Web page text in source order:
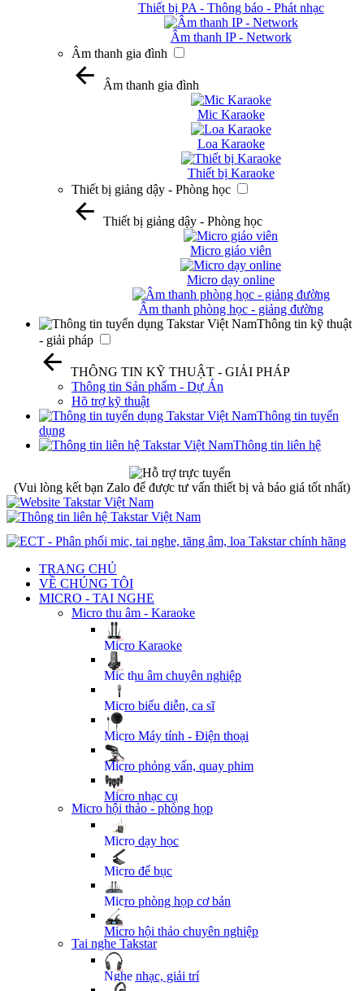
Thiết bị PA - Thông báo - Phát nhạc
Âm thanh IP - Network
Âm thanh gia đình
Âm thanh gia đình
Mic Karaoke
Loa Karaoke
Thiết bị Karaoke
Thiết bị giảng dậy - Phòng học
Thiết bị giảng dậy - Phòng học
Micro giáo viên
Micro dạy online
Âm thanh phòng học - giảng đường
Thông tin kỹ thuật
- giải pháp
THÔNG TIN KỸ THUẬT - GIẢI PHÁP
Thông tin Sản phẩm - Dự Án
Hõ trợ kỹ thuật
Thông tin tuyển
dụng
Thông tin liên hệ
(Vui lòng kết bạn Zalo để được tư vấn thiết bị và báo giá tốt nhất)
TRANG CHỦ
VỀ CHÚNG TÔI
MICRO - TAI NGHE
Micro thu âm - Karaoke
Micro Karaoke
Mic thu âm chuyên nghiệp
Micro biểu diễn, ca sĩ
Micro Máy tính - Điện thoại
Micro phỏng vấn, quay phim
Micro nhạc cụ
Micro hội thảo - phòng họp
Micro dạy học
Micro để bục
Micro phòng họp cơ bản
Micro hội thảo chuyên nghiệp
Tai nghe Takstar
Nghe nhạc, giải trí